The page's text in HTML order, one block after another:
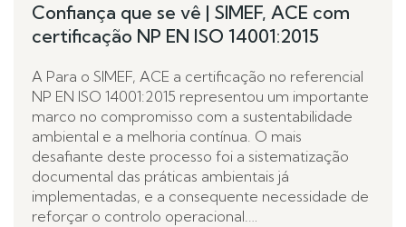
Confiança que se vê | SIMEF, ACE com
certificação NP EN ISO 14001:2015
A Para o SIMEF, ACE a certificação no referencial
NP EN ISO 14001:2015 representou um importante
marco no compromisso com a sustentabilidade
ambiental e a melhoria contínua. O mais
desafiante deste processo foi a sistematização
documental das práticas ambientais já
implementadas, e a consequente necessidade de
reforçar o controlo operacional.…